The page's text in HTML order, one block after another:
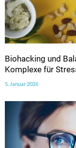
Biohacking und
Komplexe für
5. Januar 2026